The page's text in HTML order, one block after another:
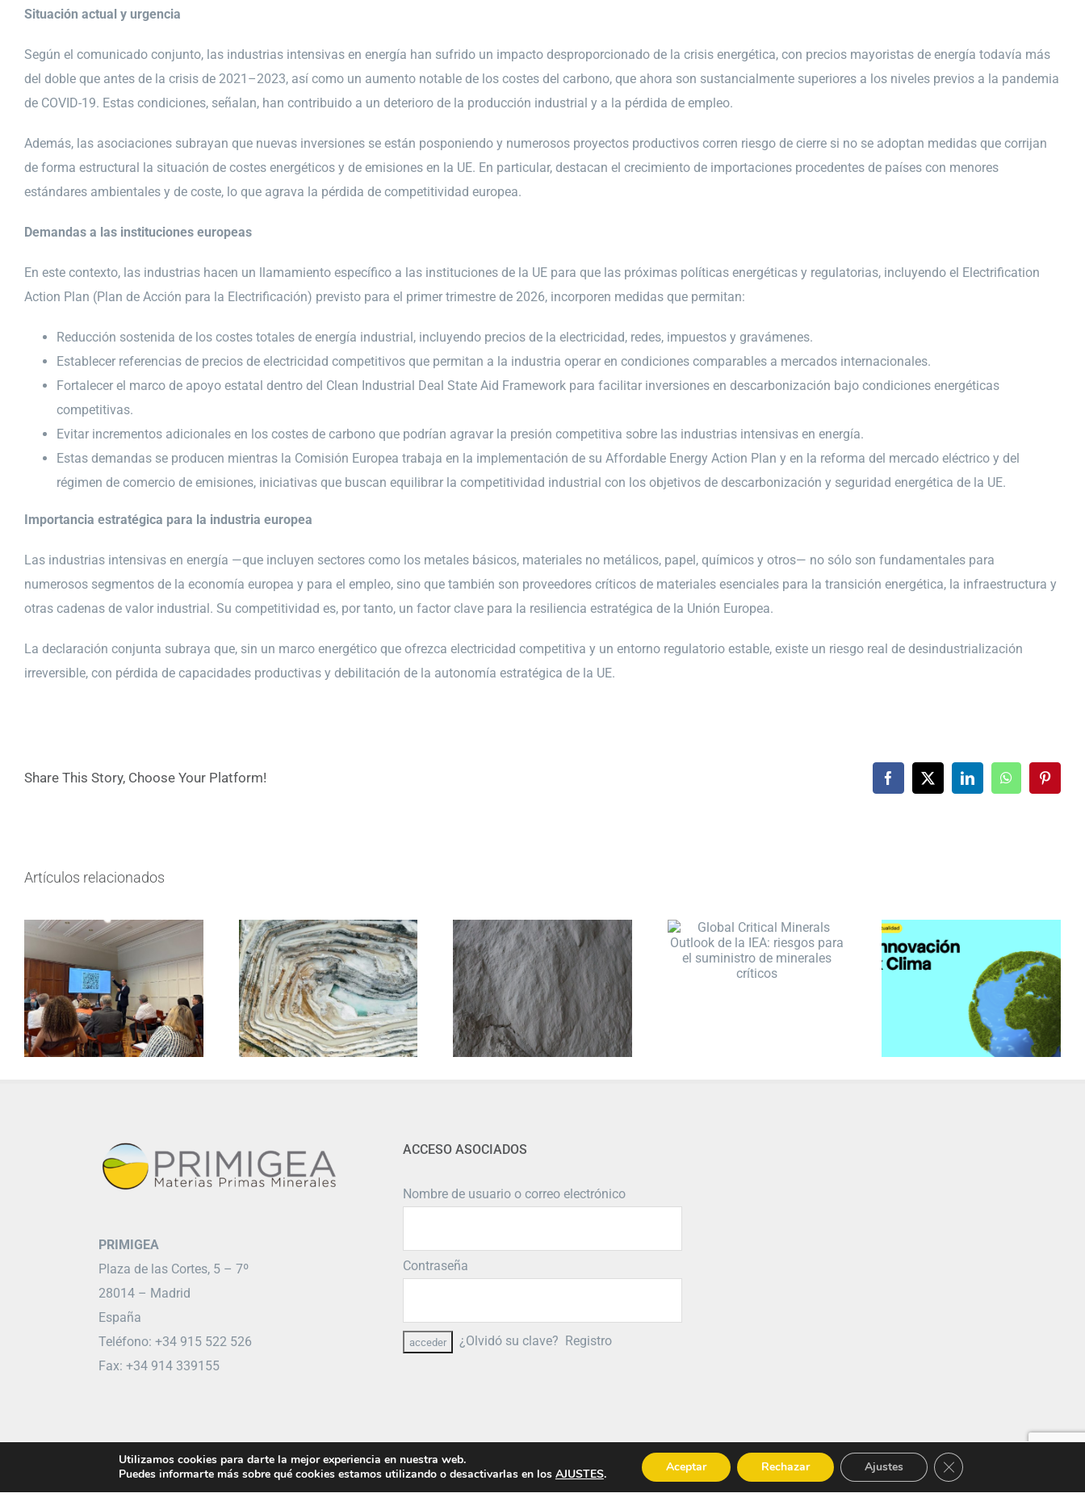
Situación actual y urgencia
Según el comunicado conjunto, las industrias intensivas en energía han sufrido un impacto desproporcionado de la crisis energética, con precios mayoristas de energía todavía más
del doble que antes de la crisis de 2021–2023, así como un aumento notable de los costes del carbono, que ahora son sustancialmente superiores a los niveles previos a la pandemia
de COVID-19. Estas condiciones, señalan, han contribuido a un deterioro de la producción industrial y a la pérdida de empleo.
Además, las asociaciones subrayan que nuevas inversiones se están posponiendo y numerosos proyectos productivos corren riesgo de cierre si no se adoptan medidas que corrijan
de forma estructural la situación de costes energéticos y de emisiones en la UE. En particular, destacan el crecimiento de importaciones procedentes de países con menores
estándares ambientales y de coste, lo que agrava la pérdida de competitividad europea.
Demandas a las instituciones europeas
En este contexto, las industrias hacen un llamamiento específico a las instituciones de la UE para que las próximas políticas energéticas y regulatorias, incluyendo el Electrification
Action Plan (Plan de Acción para la Electrificación) previsto para el primer trimestre de 2026, incorporen medidas que permitan:
Reducción sostenida de los costes totales de energía industrial, incluyendo precios de la electricidad, redes, impuestos y gravámenes.
Establecer referencias de precios de electricidad competitivos que permitan a la industria operar en condiciones comparables a mercados internacionales.
Fortalecer el marco de apoyo estatal dentro del Clean Industrial Deal State Aid Framework para facilitar inversiones en descarbonización bajo condiciones energéticas
competitivas.
Evitar incrementos adicionales en los costes de carbono que podrían agravar la presión competitiva sobre las industrias intensivas en energía.
Estas demandas se producen mientras la Comisión Europea trabaja en la implementación de su Affordable Energy Action Plan y en la reforma del mercado eléctrico y del
régimen de comercio de emisiones, iniciativas que buscan equilibrar la competitividad industrial con los objetivos de descarbonización y seguridad energética de la UE.
Importancia estratégica para la industria europea
Las industrias intensivas en energía —que incluyen sectores como los metales básicos, materiales no metálicos, papel, químicos y otros— no sólo son fundamentales para
numerosos segmentos de la economía europea y para el empleo, sino que también son proveedores críticos de materiales esenciales para la transición energética, la infraestructura y
otras cadenas de valor industrial. Su competitividad es, por tanto, un factor clave para la resiliencia estratégica de la Unión Europea.
La declaración conjunta subraya que, sin un marco energético que ofrezca electricidad competitiva y un entorno regulatorio estable, existe un riesgo real de desindustrialización
irreversible, con pérdida de capacidades productivas y debilitación de la autonomía estratégica de la UE.
Share This Story, Choose Your Platform! Facebook
X LinkedInWhatsApp
Artículos relacionados
PRIMIGEA
Plaza de las Cortes, 5 – 7º
28014 – Madrid
España
Teléfono: +34 915 522 526
Fax: +34 914 339155
ACCESO ASOCIADOS
Nombre de usuario o correo electrónico
Contraseña
¿Olvidó su clave? Registro
Utilizamos cookies para darte la mejor experiencia en nuestra web.
Puedes informarte más sobre qué cookies estamos utilizando o desactivarlas en los AJUSTES. Aceptar Rechazar Ajustes Cerrar el banner de